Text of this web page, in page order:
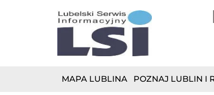
MAPA LUBLINA POZNAJ LUBLIN I